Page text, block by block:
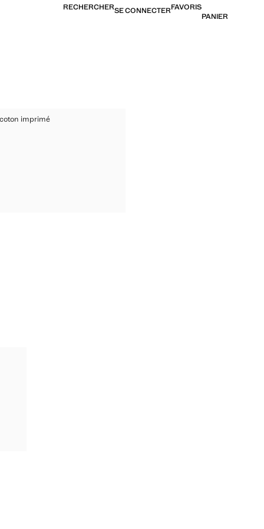
RECHERCHERSE CONNECTERFAVORIS
PANIER
EN COTON IMPRIMÉ
EN COTON IMPRIMÉ
EN COTON IMPRIMÉ
EN COTON IMPRIMÉ
EN COTON IMPRIMÉ
EN COTON IMPRIMÉ
imprimé
EN COTON IMPRIMÉ
€ ]